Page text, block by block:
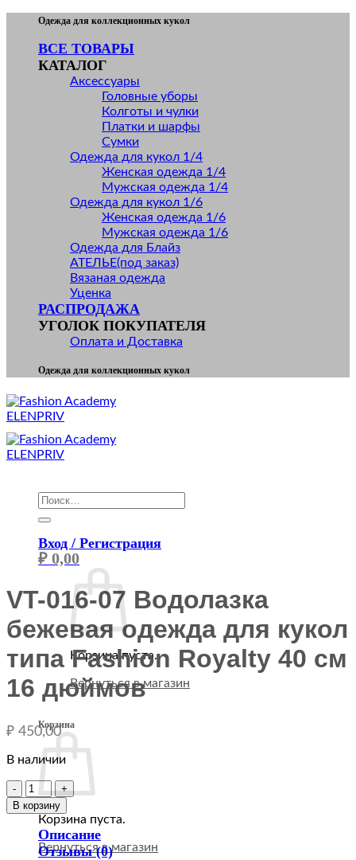
content
Одежда для коллекционных кукол
ВСЕ ТОВАРЫ
КАТАЛОГ
Аксессуары
Головные уборы
Колготы и чулки
Платки и шарфы
Сумки
Одежда для кукол 1/4
Женская одежда 1/4
Мужская одежда 1/4
Одежда для кукол 1/6
Женская одежда 1/6
Мужская одежда 1/6
Одежда для Блайз
АТЕЛЬЕ(под заказ)
Вязаная одежда
Уценка
РАСПРОДАЖА
УГОЛОК ПОКУПАТЕЛЯ
Оплата и Доставка
Одежда для коллекционных кукол
Искать:
Вход / Регистрация
₽ 0,00
Корзина пуста.
Вернуться в магазин
Корзина
Корзина пуста.
Вернуться в магазин
VT-016-07 Водолазка
бежевая одежда для кукол
типа Fashion Royalty 40 см
16 дюймов
₽ 450,00
В наличии
Количество
товара
VT-
016-
В корзину
Описание
Отзывы (0)